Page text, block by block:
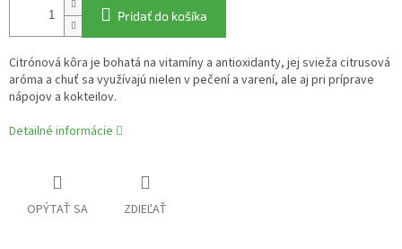
Pridať do košíka
Citrónová kôra je bohatá na vitamíny a antioxidanty, jej svieža citrusová
aróma a chuť sa využívajú nielen v pečení a varení, ale aj pri príprave
nápojov a kokteilov.
Detailné informácie
OPÝTAŤ SA ZDIEĽAŤ